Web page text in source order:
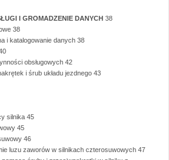
I GROMADZENIE DANYCH 38
38
i katalogowanie danych 38
obsługowych 42
i śrub układu jezdnego 43
silnika 45
45
46
luzu zaworów w silnikach czterosuwowych 47